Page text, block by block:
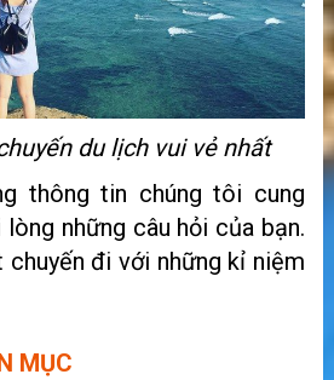
du lịch vui vẻ nhất
thông tin chúng tôi cung
những câu hỏi của bạn.
đi với những kỉ niệm
MỤC